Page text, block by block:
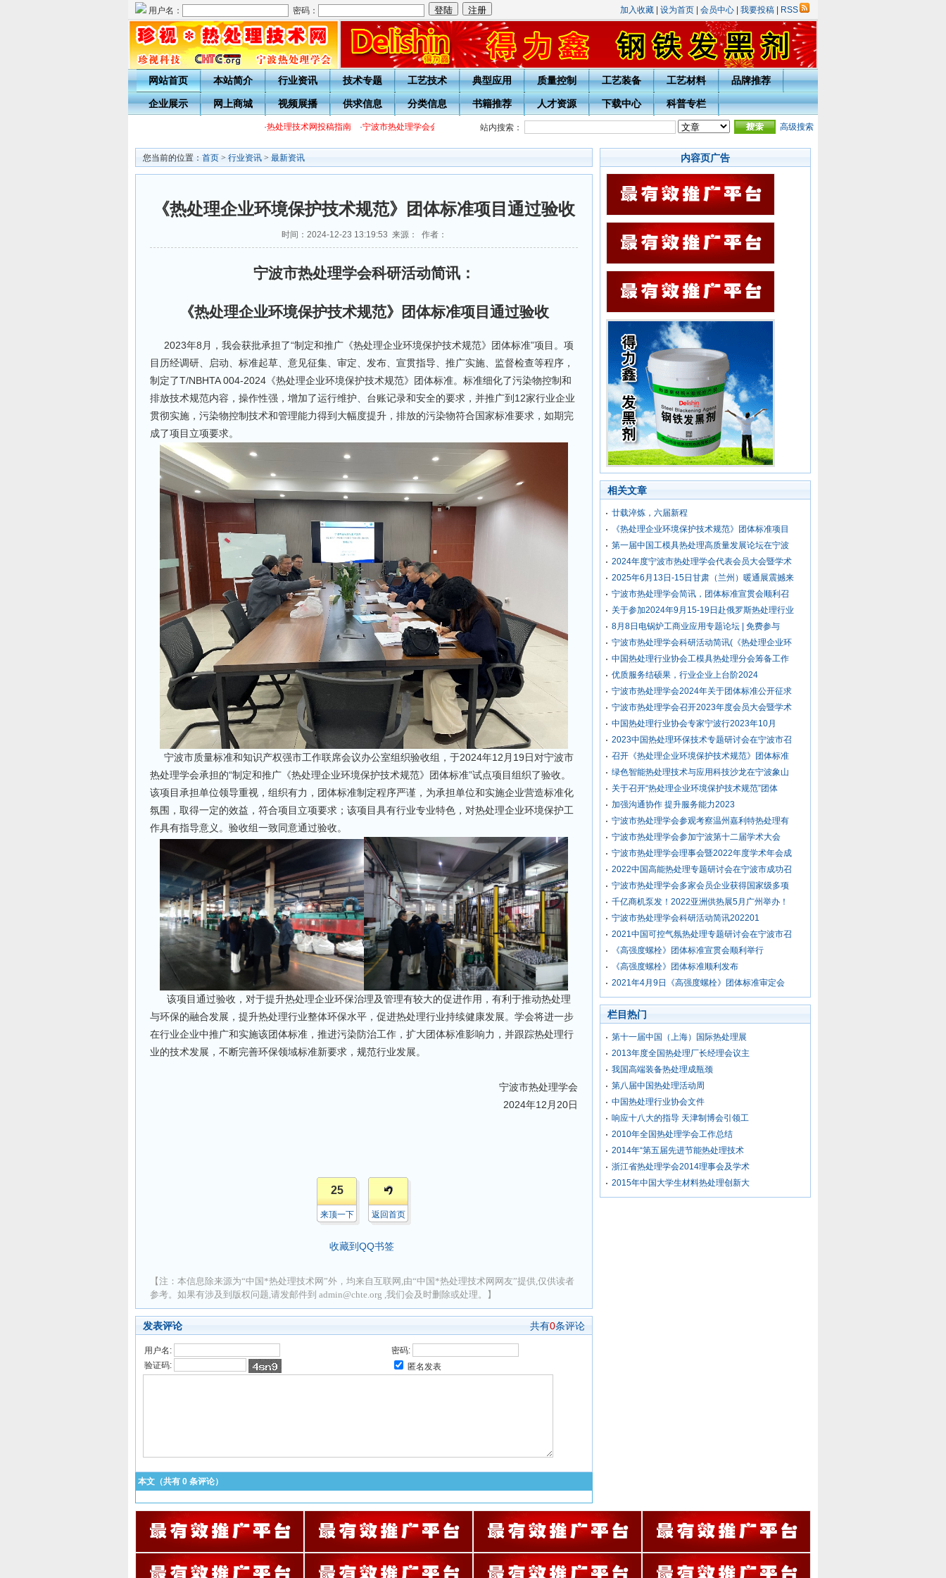
用户名： 密码： 加入收藏 设为首页 会员中心 我要投稿 RSS
网站首页 本站简介 行业资讯 技术专题 工艺技术 典型应用 质量控制 工艺装备 工艺材料 品牌推荐
企业展示 网上商城 视频展播 供求信息 分类信息 书籍推荐 人才资源 下载中心 科普专栏
热处理技术网投稿指南 宁波市热处理学会会员入会须知 ·会员用户完善注册信息通知
站内搜索： 高级搜索
您当前的位置： 首页 > 行业资讯 > 最新资讯
《热处理企业环境保护技术规范》团体标准项目通过验收
时间：2024-12-23 13:19:53 来源： 作者：
宁波市热处理学会科研活动简讯：
《热处理企业环境保护技术规范》团体标准项目通过验收
2023年8月，我会获批承担了“制定和推广《热处理企业环境保护技术规范》团体标准”项目。项
目历经调研、启动、标准起草、意见征集、审定、发布、宣贯指导、推广实施、监督检查等程序，
制定了T/NBHTA 004-2024《热处理企业环境保护技术规范》团体标准。标准细化了污染物控制和
排放技术规范内容，操作性强，增加了运行维护、台账记录和安全的要求，并推广到12家行业企业
贯彻实施，污染物控制技术和管理能力得到大幅度提升，排放的污染物符合国家标准要求，如期完
成了项目立项要求。
宁波市质量标准和知识产权强市工作联席会议办公室组织验收组，于2024年12月19日对宁波市
热处理学会承担的“制定和推广《热处理企业环境保护技术规范》团体标准”试点项目组织了验收。
该项目承担单位领导重视，组织有力，团体标准制定程序严谨，为承担单位和实施企业营造标准化
氛围，取得一定的效益，符合项目立项要求；该项目具有行业专业特色，对热处理企业环境保护工
作具有指导意义。验收组一致同意通过验收。
该项目通过验收，对于提升热处理企业环保治理及管理有较大的促进作用，有利于推动热处理
与环保的融合发展，提升热处理行业整体环保水平，促进热处理行业持续健康发展。学会将进一步
在行业企业中推广和实施该团体标准，推进污染防治工作，扩大团体标准影响力，并跟踪热处理行
业的技术发展，不断完善环保领域标准新要求，规范行业发展。
宁波市热处理学会
2024年12月20日
25
来顶一下 返回首页
收藏到QQ书签
【注：本信息除来源为“中国*热处理技术网”外，均来自互联网,由“中国*热处理技术网网友”提供,仅供读者
参考。如果有涉及到版权问题,请发邮件到 admin@chte.org ,我们会及时删除或处理。】
发表评论 共有0条评论
用户名:
密码:
验证码:
匿名发表
本文（共有 0 条评论）
内容页广告
相关文章
廿载淬炼，六届新程
《热处理企业环境保护技术规范》团体标准项目
第一届中国工模具热处理高质量发展论坛在宁波
2024年度宁波市热处理学会代表会员大会暨学术
2025年6月13日-15日甘肃（兰州）暖通展震撼来
宁波市热处理学会简讯，团体标准宣贯会顺利召
关于参加2024年9月15-19日赴俄罗斯热处理行业
8月8日电锅炉工商业应用专题论坛 | 免费参与
宁波市热处理学会科研活动简讯(《热处理企业环
中国热处理行业协会工模具热处理分会筹备工作
优质服务结硕果，行业企业上台阶2024
宁波市热处理学会2024年关于团体标准公开征求
宁波市热处理学会召开2023年度会员大会暨学术
中国热处理行业协会专家宁波行2023年10月
2023中国热处理环保技术专题研讨会在宁波市召
召开《热处理企业环境保护技术规范》团体标准
绿色智能热处理技术与应用科技沙龙在宁波象山
关于召开“热处理企业环境保护技术规范”团体
加强沟通协作 提升服务能力2023
宁波市热处理学会参观考察温州嘉利特热处理有
宁波市热处理学会参加宁波第十二届学术大会
宁波市热处理学会理事会暨2022年度学术年会成
2022中国高能热处理专题研讨会在宁波市成功召
宁波市热处理学会多家会员企业获得国家级多项
千亿商机泵发！2022亚洲供热展5月广州举办！
宁波市热处理学会科研活动简讯202201
2021中国可控气氛热处理专题研讨会在宁波市召
《高强度螺栓》团体标准宣贯会顺利举行
《高强度螺栓》团体标准顺利发布
2021年4月9日《高强度螺栓》团体标准审定会
栏目热门
第十一届中国（上海）国际热处理展
2013年度全国热处理厂长经理会议主
我国高端装备热处理成瓶颈
第八届中国热处理活动周
中国热处理行业协会文件
响应十八大的指导 天津制博会引领工
2010年全国热处理学会工作总结
2014年“第五届先进节能热处理技术
浙江省热处理学会2014理事会及学术
2015年中国大学生材料热处理创新大